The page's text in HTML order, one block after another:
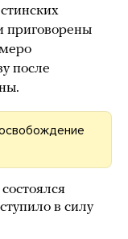
приговорены
после
в силу